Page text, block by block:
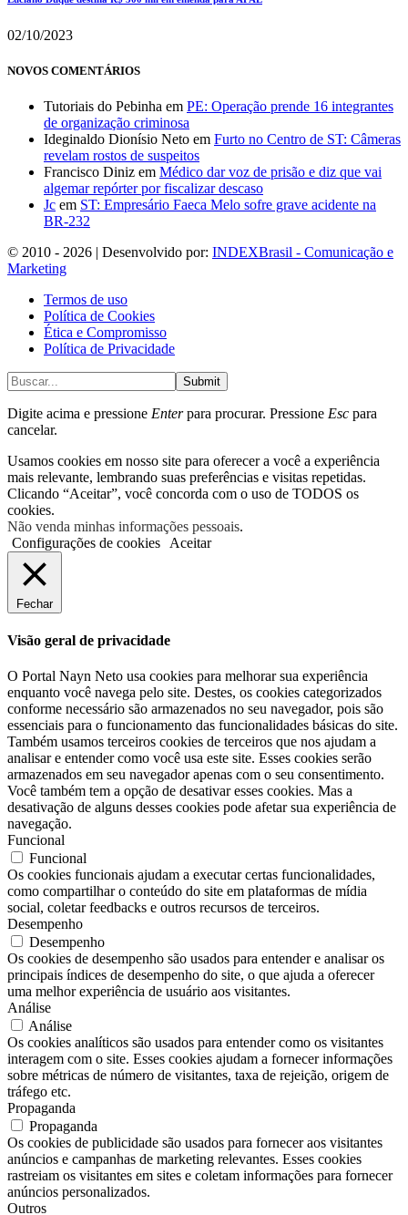
02/10/2023
NOVOS COMENTÁRIOS
Tutoriais do Pebinha em PE: Operação prende 16 integrantes
de organização criminosa
Ideginaldo Dionísio Neto em Furto no Centro de ST: Câmeras
revelam rostos de suspeitos
Francisco Diniz em Médico dar voz de prisão e diz que vai
algemar repórter por fiscalizar descaso
Jc em ST: Empresário Faeca Melo sofre grave acidente na
BR-232
© 2010 - 2026 | Desenvolvido por: INDEXBrasil - Comunicação e
Marketing
Termos de uso
Política de Cookies
Ética e Compromisso
Política de Privacidade
Submit
Digite acima e pressione Enterpara procurar. Pressione Esc para
cancelar.
Usamos cookies em nosso site para oferecer a você a experiência
mais relevante, lembrando suas preferências e visitas repetidas.
Clicando “Aceitar”, você concorda com o uso de TODOS os
cookies.
Não venda minhas informações pessoais.
Configurações de cookies
Aceitar
Fechar
Visão geral de privacidade
O Portal Nayn Neto usa cookies para melhorar sua experiência
enquanto você navega pelo site. Destes, os cookies categorizados
conforme necessário são armazenados no seu navegador, pois são
essenciais para o funcionamento das funcionalidades básicas do site.
Também usamos terceiros cookies de terceiros que nos ajudam a
analisar e entender como você usa este site. Esses cookies serão
armazenados em seu navegador apenas com o seu consentimento.
Você também tem a opção de desativar esses cookies. Mas a
desativação de alguns desses cookies pode afetar sua experiência de
navegação.
Funcional
Funcional
Os cookies funcionais ajudam a executar certas funcionalidades,
como compartilhar o conteúdo do site em plataformas de mídia
social, coletar feedbacks e outros recursos de terceiros.
Desempenho
Desempenho
Os cookies de desempenho são usados ​​para entender e analisar os
principais índices de desempenho do site, o que ajuda a oferecer
uma melhor experiência de usuário aos visitantes.
Análise
Análise
Os cookies analíticos são usados ​​para entender como os visitantes
interagem com o site. Esses cookies ajudam a fornecer informações
sobre métricas de número de visitantes, taxa de rejeição, origem de
tráfego etc.
Propaganda
Propaganda
Os cookies de publicidade são usados ​​para fornecer aos visitantes
anúncios e campanhas de marketing relevantes. Esses cookies
rastreiam os visitantes em sites e coletam informações para fornecer
anúncios personalizados.
Outros